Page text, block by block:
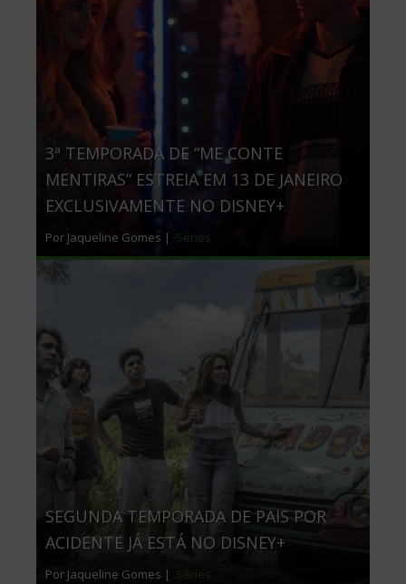
3ª TEMPORADA DE “ME CONTE
MENTIRAS” ESTREIA EM 13 DE JANEIRO
EXCLUSIVAMENTE NO DISNEY+
Por Jaqueline Gomes | Séries
SEGUNDA TEMPORADA DE PAIS POR
ACIDENTE JÁ ESTÁ NO DISNEY+
Por Jaqueline Gomes | Séries